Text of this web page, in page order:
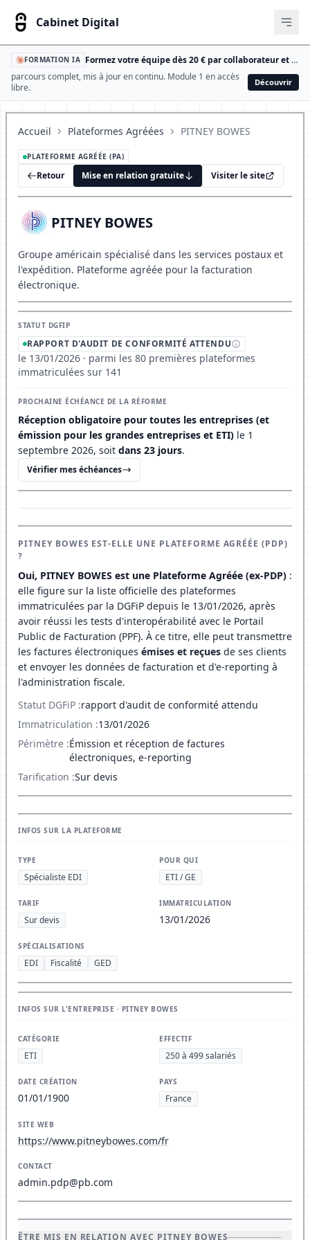
Cabinet Digital
FORMATION IA
Formez votre équipe dès 20 € par collaborateur et par an
parcours complet, mis à jour en continu. Module 1 en accès
libre.
Découvrir
Accueil Plateformes Agréées PITNEY BOWES
PLATEFORME AGRÉÉE (PA)
Retour Mise en relation gratuite Visiter le site
PITNEY BOWES
Groupe américain spécialisé dans les services postaux et
l'expédition. Plateforme agréée pour la facturation
électronique.
STATUT DGFIP
RAPPORT D'AUDIT DE CONFORMITÉ ATTENDU
le 13/01/2026 · parmi les 80 premières plateformes
immatriculées sur 141
PROCHAINE ÉCHÉANCE DE LA RÉFORME
Réception obligatoire pour toutes les entreprises (et
émission pour les grandes entreprises et ETI) le 1
septembre 2026, soit dans 23 jours.
Vérifier mes échéances
PITNEY BOWES EST-ELLE UNE PLATEFORME AGRÉÉE (PDP)
?
Oui, PITNEY BOWES est une Plateforme Agréée (ex-PDP) :
elle figure sur la liste officielle des plateformes
immatriculées par la DGFiP depuis le 13/01/2026, après
avoir réussi les tests d'interopérabilité avec le Portail
Public de Facturation (PPF). À ce titre, elle peut transmettre
les factures électroniques émises et reçues de ses clients
et envoyer les données de facturation et d'e-reporting à
l'administration fiscale.
Statut DGFiP :rapport d'audit de conformité attendu
Immatriculation :13/01/2026
Périmètre :Émission et réception de factures
électroniques, e-reporting
Tarification :Sur devis
INFOS SUR LA PLATEFORME
TYPE
Spécialiste EDI
POUR QUI
ETI / GE
TARIF
Sur devis
IMMATRICULATION
13/01/2026
SPÉCIALISATIONS
EDI Fiscalité GED
INFOS SUR L'ENTREPRISE · PITNEY BOWES
CATÉGORIE
ETI
EFFECTIF
250 à 499 salariés
DATE CRÉATION
01/01/1900
PAYS
France
SITE WEB
https://www.pitneybowes.com/fr
CONTACT
admin.pdp@pb.com
ÊTRE MIS EN RELATION AVEC PITNEY BOWES